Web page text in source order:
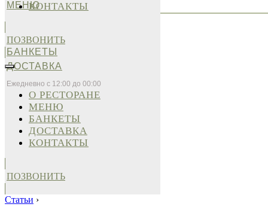
МЕНЮ
БАНКЕТЫ
ДОСТАВКА
Ежедневно с 12:00 до 00:00
КОНТАКТЫ
ПОЗВОНИТЬ
О РЕСТОРАНЕ
МЕНЮ
БАНКЕТЫ
ДОСТАВКА
КОНТАКТЫ
ПОЗВОНИТЬ
Статьи ›